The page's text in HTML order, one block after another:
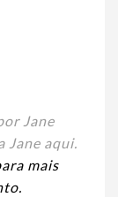
Jane
Jane aqui.
mais